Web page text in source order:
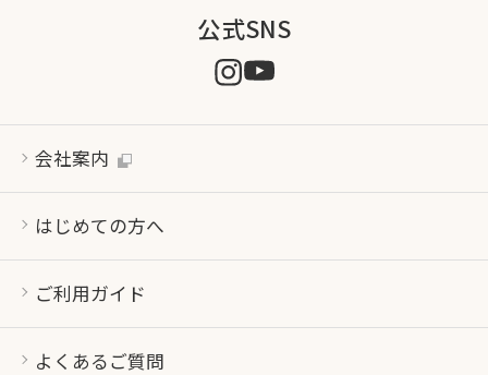
公式SNS
会社案内
はじめての方へ
ご利用ガイド
よくあるご質問